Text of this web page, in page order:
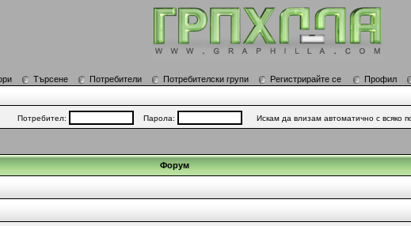
Търсене Потребители Потребителски групи Регистрирайте се Профил
Потребител: Парола: Искам да влизам автоматично с всяко
Форум